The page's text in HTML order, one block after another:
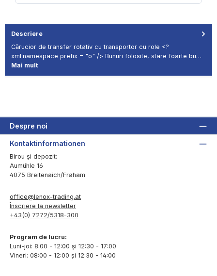
Descriere
Cărucior de transfer rotativ cu transportor cu role <?
xml:namespace prefix = "o" /> Bunuri folosite, stare foarte bu…
Mai mult
Despre noi
Kontaktinformationen
Birou și depozit:
Aumühle 16
4075 Breitenaich/Fraham
office@lenox-trading.at
Înscriere la newsletter
+43(0) 7272/5318-300
Program de lucru:
Luni-joi: 8:00 - 12:00 și 12:30 - 17:00
Vineri: 08:00 - 12:00 și 12:30 - 14:00